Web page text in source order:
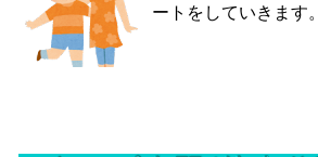
ートをしていきます。